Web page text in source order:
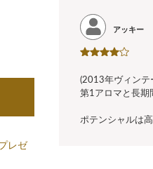
レゼ
アッキー
(2013年ヴィンテ
第1アロマと長期
ポテンシャルは